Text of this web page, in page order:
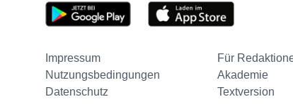
Impressum Für
Nutzungsbedingungen
Akademie
Datenschutz
Textversion